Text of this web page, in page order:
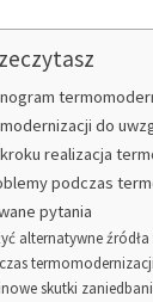
do
realizacja
podczas
pytania
alternatywne
skutki